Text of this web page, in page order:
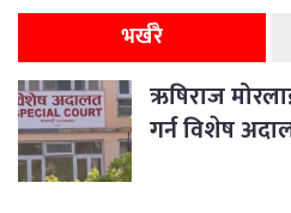
भर्खरै
ऋषिराज
गर्न विशेष